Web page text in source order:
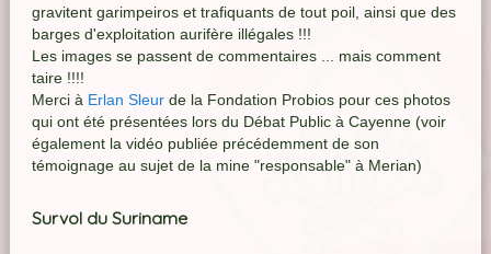
gravitent garimpeiros et trafiquants de tout poil, ainsi que des
barges d'exploitation aurifère illégales !!!
Les images se passent de commentaires ... mais comment
taire !!!!
Merci à Erlan Sleurde la Fondation Probios pour ces photos
qui ont été présentées lors du Débat Public à Cayenne (voir
également la vidéo publiée précédemment de son
témoignage au sujet de la mine "responsable" à Merian)
Survol du Suriname